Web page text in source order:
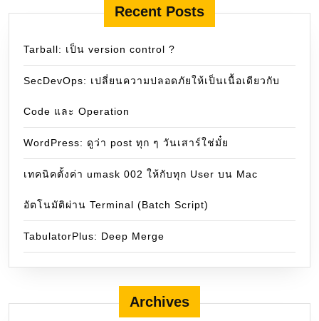
Recent Posts
Tarball: เป็น version control ?
SecDevOps: เปลี่ยนความปลอดภัยให้เป็นเนื้อเดียวกับ
Code และ Operation
WordPress: ดูว่า post ทุก ๆ วันเสาร์ใช่มั๋ย
เทคนิคตั้งค่า umask 002 ให้กับทุก User บน Mac
อัตโนมัติผ่าน Terminal (Batch Script)
TabulatorPlus: Deep Merge
Archives